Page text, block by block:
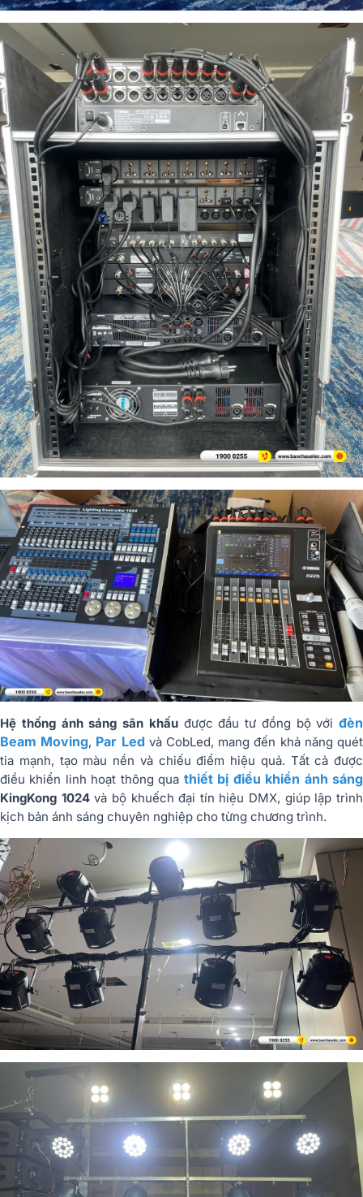
Hệ thống ánh sáng sân khấuđược đầu tư đồng bộ với đèn
Beam Moving, Par Led và CobLed, mang đến khả năng quét
tia mạnh, tạo màu nền và chiếu điểm hiệu quả. Tất cả được
điều khiển linh hoạt thông qua thiết bị điều khiển ánh sáng
KingKong 1024và bộ khuếch đại tín hiệu DMX, giúp lập trình
kịch bản ánh sáng chuyên nghiệp cho từng chương trình.